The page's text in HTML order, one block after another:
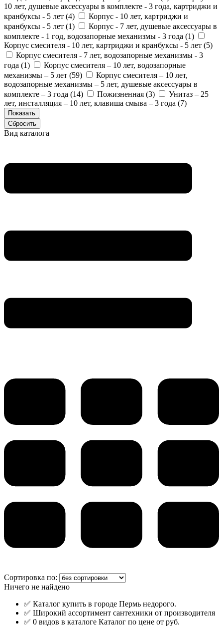
10 лет, душевые аксессуары в комплекте - 3 года, картриджи и
кранбуксы - 5 лет (4)
Корпус - 10 лет, картриджи и
кранбуксы - 5 лет (1)
Корпус - 7 лет, душевые аксессуары в
комплекте - 1 год, водозапорные механизмы - 3 года (1)
Корпус смесителя - 10 лет, картриджи и кранбуксы - 5 лет (5)
Корпус смесителя - 7 лет, водозапорные механизмы - 3
года (1)
Корпус смесителя – 10 лет, водозапорные
механизмы – 5 лет (59)
Корпус смесителя – 10 лет,
водозапорные механизмы – 5 лет, душевые аксессуары в
комплекте – 3 года (14) Пожизненная (3)
Унитаз – 25
лет, инсталляция – 10 лет, клавиша смыва – 3 года (7)
Вид каталога
Сортировка по:
Ничего не найдено
✅ Каталог купить в городе Пермь недорого.
✅ Широкий ассортимент сантехники от производителя
✅ 0 видов в каталоге Каталог по цене от руб.